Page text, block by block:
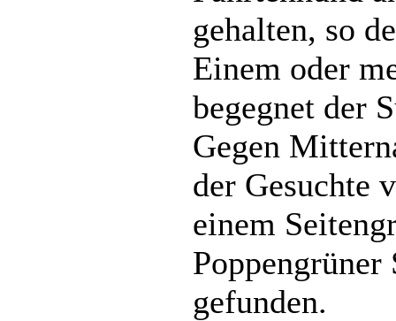
gehalten, so
Einem oder
begegnet der
Gegen
der Gesuchte
einem
Poppengrüner
gefunden.